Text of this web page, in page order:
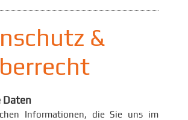
&
Daten
Informationen, die Sie uns im